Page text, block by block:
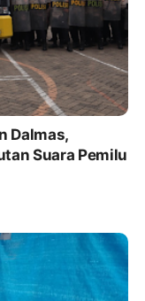
Dalmas,
Suara Pemilu